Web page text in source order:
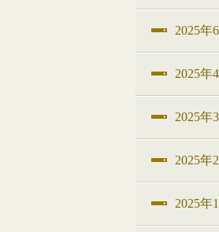
2025年
2025年
2025年
2025年
2025年